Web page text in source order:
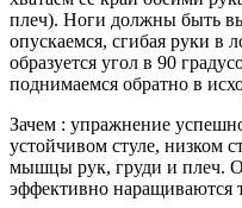
плеч). Ноги должны быть
опускаемся, сгибая руки в
образуется угол в 90
поднимаемся обратно в
Зачем : упражнение
устойчивом стуле, низком
мышцы рук, груди и плеч.
эффективно наращиваются